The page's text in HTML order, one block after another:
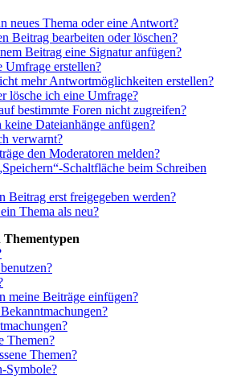
neues Thema oder eine Antwort?
Beitrag bearbeiten oder löschen?
Beitrag eine Signatur anfügen?
Umfrage erstellen?
mehr Antwortmöglichkeiten erstellen?
lösche ich eine Umfrage?
bestimmte Foren nicht zugreifen?
Dateianhänge anfügen?
verwarnt?
den Moderatoren melden?
Schaltfläche beim Schreiben
Beitrag erst freigegeben werden?
Thema als neu?
meine Beiträge einfügen?
Themen?
Themen?
Symbole?